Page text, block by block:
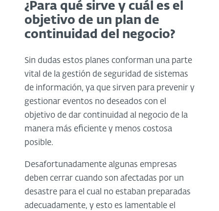
¿Para qué sirve y cuál es el
objetivo de un plan de
continuidad del negocio?
Sin dudas estos planes conforman una parte
vital de la gestión de seguridad de sistemas
de información, ya que sirven para prevenir y
gestionar eventos no deseados con el
objetivo de dar continuidad al negocio de la
manera más eficiente y menos costosa
posible.
Desafortunadamente algunas empresas
deben cerrar cuando son afectadas por un
desastre para el cual no estaban preparadas
adecuadamente, y esto es lamentable el